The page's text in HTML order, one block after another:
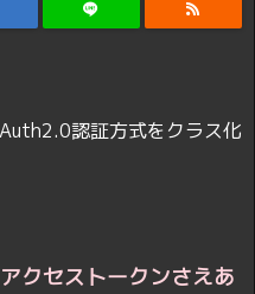
認証方式をクラス化
クセストークンさえあ